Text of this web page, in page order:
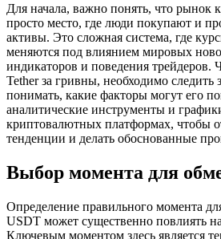
Для начала, важно понять, что рынок
просто место, где люди покупают и
активы. Это сложная система, где
меняются под влиянием мировых
индикаторов и поведения трейдеров.
Tether за гривны, необходимо следить
понимать, какие факторы могут его
аналитические инструменты и
криптовалютных платформах, чтобы
тенденции и делать обоснованные
Выбор момента для
Определение правильного момента
USDT может существенно повлиять
Ключевым моментом здесь является